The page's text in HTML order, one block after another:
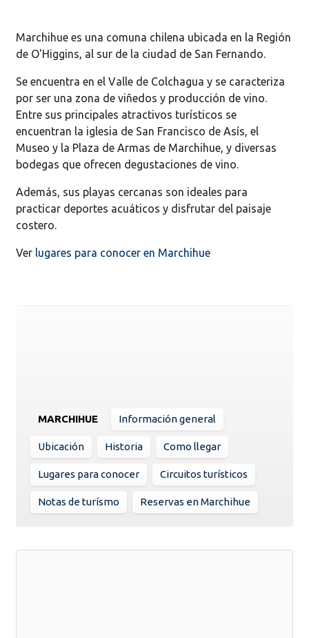
Marchihue es una comuna chilena ubicada en la Región
de O'Higgins, al sur de la ciudad de San Fernando.
Se encuentra en el Valle de Colchagua y se caracteriza
por ser una zona de viñedos y producción de vino.
Entre sus principales atractivos turísticos se
encuentran la iglesia de San Francisco de Asís, el
Museo y la Plaza de Armas de Marchihue, y diversas
bodegas que ofrecen degustaciones de vino.
Además, sus playas cercanas son ideales para
practicar deportes acuáticos y disfrutar del paisaje
costero.
Ver lugares para conocer en Marchihue
MARCHIHUE Información general
Ubicación Historia Como llegar
Lugares para conocer Circuitos turísticos
Notas de turísmo Reservas en Marchihue